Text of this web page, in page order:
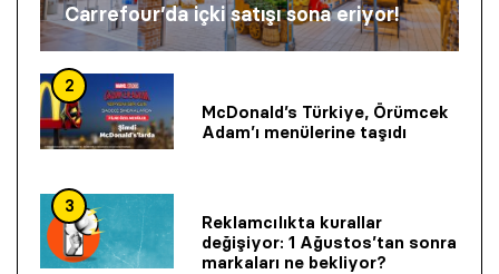
Carrefour’da içki satışı sona eriyor!
2
McDonald’s Türkiye, Örümcek
Adam’ı menülerine taşıdı
3
Reklamcılıkta kurallar
değişiyor: 1 Ağustos’tan sonra
markaları ne bekliyor?